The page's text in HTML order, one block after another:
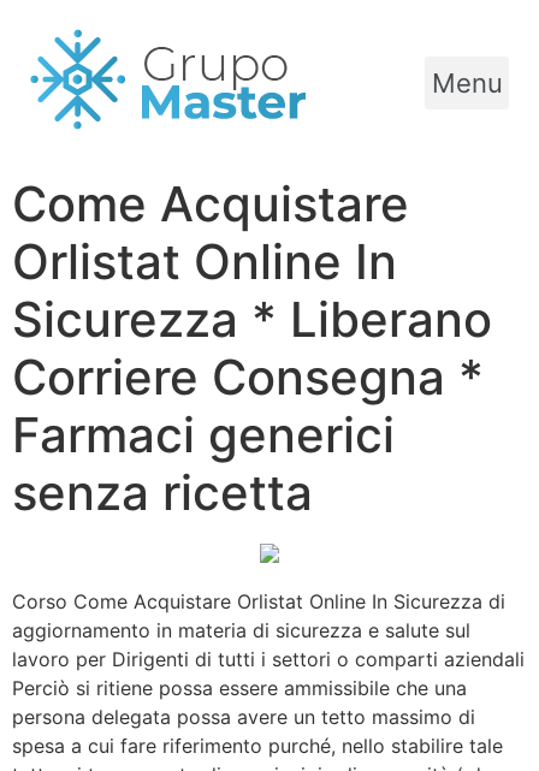
Menu
Come Acquistare
Orlistat Online In
Sicurezza * Liberano
Corriere Consegna *
Farmaci generici
senza ricetta
Corso Come Acquistare Orlistat Online In Sicurezza di
aggiornamento in materia di sicurezza e salute sul
lavoro per Dirigenti di tutti i settori o comparti aziendali
Perciò si ritiene possa essere ammissibile che una
persona delegata possa avere un tetto massimo di
spesa a cui fare riferimento purché, nello stabilire tale